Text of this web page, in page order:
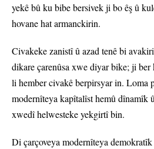
yekê bû ku bibe bersivek ji bo êş û
hovane hat armanckirin.
Civakeke zanistî û azad tenê bi
dikare çarenûsa xwe diyar bike; ji
li hember civakê berpirsyar in. Loma
modernîteya kapîtalîst hemû dînamîk
xwedî helwesteke yekgirtî bin.
Di çarçoveya modernîteya